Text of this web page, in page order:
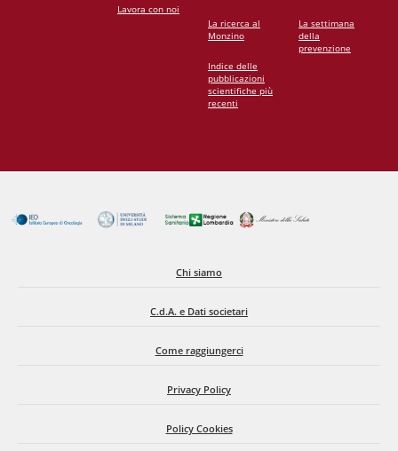
Lavora con noi
La ricerca al
Monzino
Indice delle
pubblicazioni
scientifiche più
recenti
La settimana
della
prevenzione
Chi siamo
C.d.A. e Dati societari
Come raggiungerci
Privacy Policy
Policy Cookies